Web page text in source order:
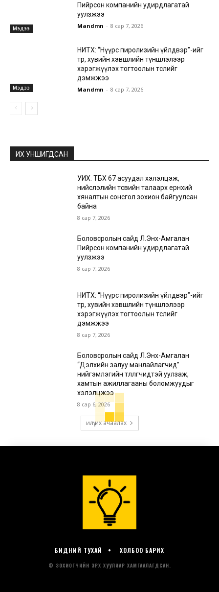
Мэдээ
Пийрсон компанийн удирдлагатай
уулзжээ
Mandmn - 8 сар 7, 2026
Мэдээ
НИТХ: “Нүүрс пиролизийн үйлдвэр”-ийг
төр, хувийн хэвшлийн түншлэлээр
хэрэгжүүлэх тогтоолын төслийг
дэмжжээ
Mandmn - 8 сар 7, 2026
ИХ УНШИГДСАН
УИХ: ТБХ 67 асуудал хэлэлцэж,
нийслэлийн төсвийн талаарх ерөнхий
хяналтын сонсгол зохион байгуулсан
байна
8 сар 7, 2026
Боловсролын сайд Л.Энх-Амгалан
Пийрсон компанийн удирдлагатай
уулзжээ
8 сар 7, 2026
НИТХ: “Нүүрс пиролизийн үйлдвэр”-ийг
төр, хувийн хэвшлийн түншлэлээр
хэрэгжүүлэх тогтоолын төслийг
дэмжжээ
8 сар 7, 2026
Боловсролын сайд Л.Энх-Амгалан
“Дэлхийн залуу манлайлагчид”
нийгэмлэгийн төлөөлөгчидтэй уулзаж,
хамтын ажиллагааны боломжуудыг
хэлэлцжээ
8 сар 6, 2026
илүү их ачаалах
БИДНИЙ ТУХАЙ ХОЛБОО БАРИХ
© ЗОХИОГЧИЙН ЭРХ ХУУЛИАР ХАМГААЛАГДСАН.